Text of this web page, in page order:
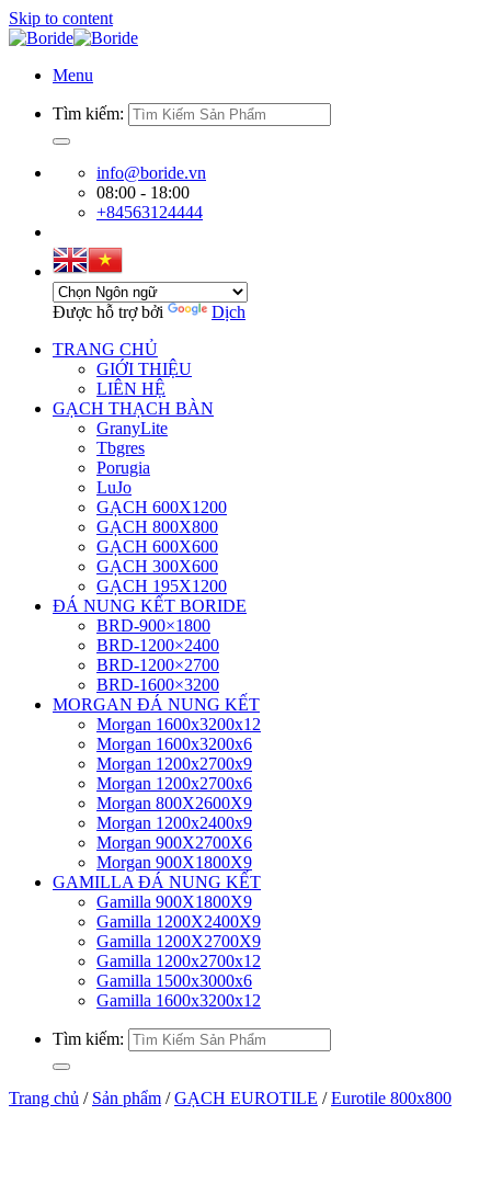
Skip to content
Menu
Tìm kiếm:
info@boride.vn
08:00 - 18:00
+84563124444
Được hỗ trợ bởi
Dịch
TRANG CHỦ
GIỚI THIỆU
LIÊN HỆ
GẠCH THẠCH BÀN
GranyLite
Tbgres
Porugia
LuJo
GẠCH 600X1200
GẠCH 800X800
GẠCH 600X600
GẠCH 300X600
GẠCH 195X1200
ĐÁ NUNG KẾT BORIDE
BRD-900×1800
BRD-1200×2400
BRD-1200×2700
BRD-1600×3200
MORGAN ĐÁ NUNG KẾT
Morgan 1600x3200x12
Morgan 1600x3200x6
Morgan 1200x2700x9
Morgan 1200x2700x6
Morgan 800X2600X9
Morgan 1200x2400x9
Morgan 900X2700X6
Morgan 900X1800X9
GAMILLA ĐÁ NUNG KẾT
Gamilla 900X1800X9
Gamilla 1200X2400X9
Gamilla 1200X2700X9
Gamilla 1200x2700x12
Gamilla 1500x3000x6
Gamilla 1600x3200x12
Tìm kiếm:
Trang chủ / Sản phẩm / GẠCH EUROTILE / Eurotile 800x800